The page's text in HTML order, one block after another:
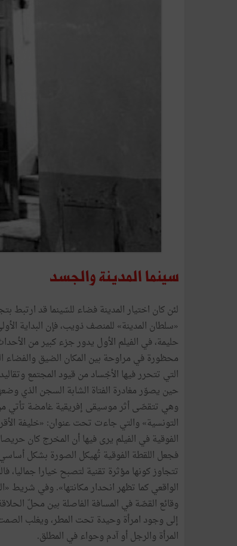
سينما المدينة والجسد
لئنكان اختيارالمدينة فضاء للسّينما قد ارتبط
«سلطان المدينة» للمنصفذويب، فإن البداية
حليمة، في الفيلم الأول يدورجزءكبيرمن
محظورة في مراوحة بين المكان الضيق والفضاء
التي تتحررفيها الأجْساد من قيود المجتمع
حين يصوّرمغادرة الفتاة الشابة السجن الذي
وهي تتقصّىأثرموسيقى إفريقية غامضة تأتي
التونسية» والتي جاءت تحت عنوان:
«خليفة
الفوقية في الفيلم يرى فيهاأن المخرجكان حريصا
فجعل اللقطة الفوقية تُهيكل الصورة بشكل
تتجاوزكونها مؤثرة تقنية لتصبح خيارا جماليا،
الواقعيكما تظهرانحدارمكانتها»
. وفي شريط «
وقائع القصّة في المسافة الفاصلة بين محلّ
إلى وجود امرأة وحيدة تحت المطر، ويغلب
المرأة والرجلأوآدم وحواء في المطلق.